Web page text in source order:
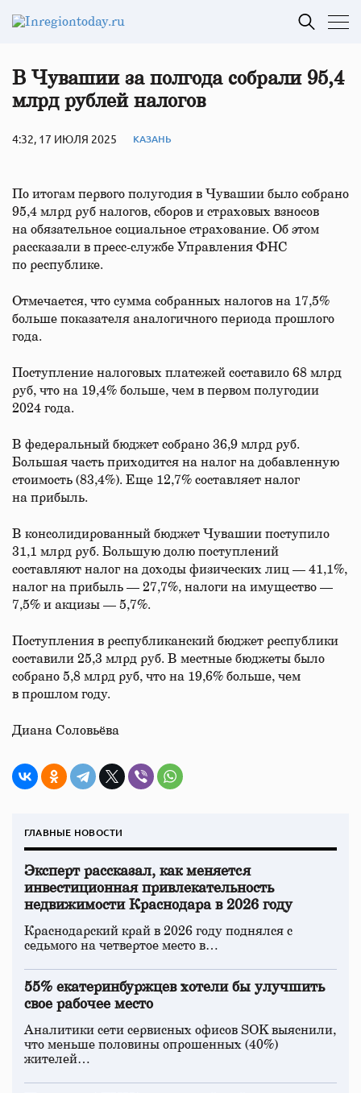
В Чувашии за полгода собрали 95,4
млрд рублей налогов
4:32, 17 ИЮЛЯ 2025 КАЗАНЬ
По итогам первого полугодия в Чувашии было собрано
95,4 млрд руб налогов, сборов и страховых взносов
на обязательное социальное страхование. Об этом
рассказали в пресс-службе Управления ФНС
по республике.
Отмечается, что сумма собранных налогов на 17,5%
больше показателя аналогичного периода прошлого
года.
Поступление налоговых платежей составило 68 млрд
руб, что на 19,4% больше, чем в первом полугодии
2024 года.
В федеральный бюджет собрано 36,9 млрд руб.
Большая часть приходится на налог на добавленную
стоимость (83,4%). Еще 12,7% составляет налог
на прибыль.
В консолидированный бюджет Чувашии поступило
31,1 млрд руб. Большую долю поступлений
составляют налог на доходы физических лиц — 41,1%,
налог на прибыль — 27,7%, налоги на имущество —
7,5% и акцизы — 5,7%.
Поступления в республиканский бюджет республики
составили 25,3 млрд руб. В местные бюджеты было
собрано 5,8 млрд руб, что на 19,6% больше, чем
в прошлом году.
Диана Соловьёва
ГЛАВНЫЕ НОВОСТИ
Эксперт рассказал, как меняется
инвестиционная привлекательность
недвижимости Краснодара в 2026 году
Краснодарский край в 2026 году поднялся с
седьмого на четвертое место в…
55% екатеринбуржцев хотели бы улучшить
свое рабочее место
Аналитики сети сервисных офисов SOK выяснили,
что меньше половины опрошенных (40%)
жителей…